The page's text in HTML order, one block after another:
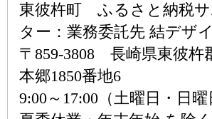
東彼杵町 ふるさと納税サ
ター：業務委託先 結デザ
〒859-3808 長崎県東彼杵
本郷1850番地6
9:00～17:00（土曜日・日曜